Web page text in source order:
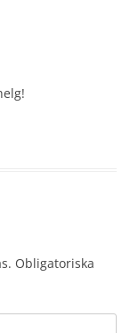
Obligatoriska